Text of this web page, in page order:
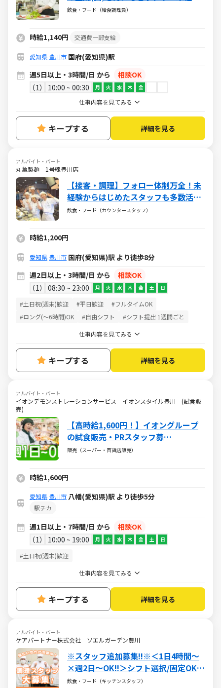
からのチャレンジもok！
飲食・フード（給食調理員）
時給1,140円 交通費一部支給
愛知県 豊川市 国府(愛知県)駅
週5日以上・3時間/日 から
相談OK
1
10:00 ~ 00:30 月 火 水 木 金
仕事内容を見てみる
キープする 詳細を見る
アルバイト・パート
丸亀製麺 1号線豊川店
【接客・調理】フォロー体制万全！未
経験からはじめたスタッフも多数活躍
中！時給1200円☆お得なまかない有♪
飲食・フード（カウンタースタッフ）
時給1,200円
愛知県 豊川市 国府(愛知県)駅 より徒歩8分
週2日以上・3時間/日 から
相談OK
1
08:30 ~ 23:00 月 火 水 木 金 土 日
#土日祝(週末)歓迎 #平日歓迎
#フルタイムOK
#ロング(～6時間)OK
#自由シフト #シフト提出 1週間ごと
仕事内容を見てみる
キープする 詳細を見る
アルバイト・パート
イオンデモンストレーションサービス イオンスタイル豊川 (試食販
売)
【高時給1,600円！】イオングループ
の試食販売・PRスタッフ募
集！/SACB05527
販売（スーパー・百貨店販売）
時給1,600円
愛知県 豊川市八幡(愛知県)駅 より徒歩5分
駅チカ
週1日以上・7時間/日 から
相談OK
1
10:00 ~ 19:00 月 火 水 木 金 土 日
#土日祝(週末)歓迎
仕事内容を見てみる
キープする 詳細を見る
アルバイト・パート
ケアパートナー株式会社 ソエルガーデン豊川
※スタッフ追加募集!!※＜1日4時間～
×週2日～OK!!＞シフト選択/固定OK◎
賞与/寸志アリで給与UP♪未経験・ブ
飲食・フード（キッチンスタッフ）